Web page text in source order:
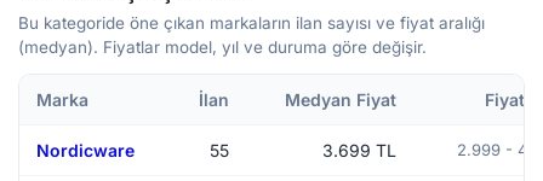
Bu kategoride öne çıkan markaların ilan sayısı ve fiyat aralığı
(medyan). Fiyatlar model, yıl ve duruma göre değişir.
Marka İlan Medyan Fiyat Fiyat
Nordicware 55 3.699 TL 2.999 -